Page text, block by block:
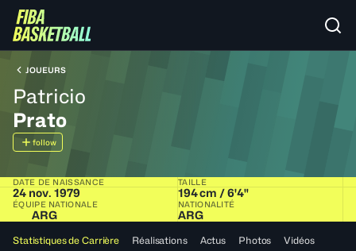
JOUEURS
Patricio
Prato
follow
DATE DE NAISSANCE
24 nov. 1979
TAILLE
194 cm / 6'4"
ÉQUIPE NATIONALE
ARG
NATIONALITÉ
ARG
Statistiques de Carrière Réalisations Actus Photos Vidéos